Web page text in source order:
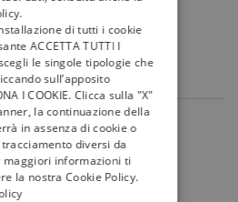
Sei un editore?
Clicca qui
di tutti i cookie
ACCETTA TUTTI I
le singole tipologie che
sull’apposito
I COOKIE. Clicca sulla "X"
la continuazione della
in assenza di cookie o
diversi da
maggiori informazioni ti
la nostra Cookie Policy.